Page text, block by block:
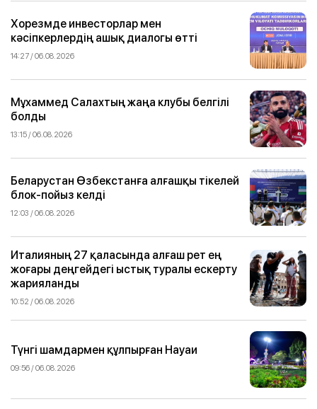
Хорезмде инвесторлар мен
кәсіпкерлердің ашық диалогы өтті
14:27 / 06.08.2026
Мұхаммед Салахтың жаңа клубы белгілі
болды
13:15 / 06.08.2026
Беларустан Өзбекстанға алғашқы тікелей
блок-пойыз келді
12:03 / 06.08.2026
Италияның 27 қаласында алғаш рет ең
жоғары деңгейдегі ыстық туралы ескерту
жарияланды
10:52 / 06.08.2026
Түнгі шамдармен құлпырған Науаи
09:56 / 06.08.2026